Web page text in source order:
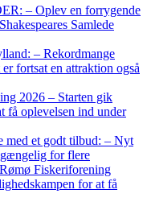
– Oplev en forrygende
Samlede
– Rekordmange
fortsat en attraktion også
2026 – Starten gik
få oplevelsen ind under
med et godt tilbud: – Nyt
for flere
Fiskeriforening
for at få